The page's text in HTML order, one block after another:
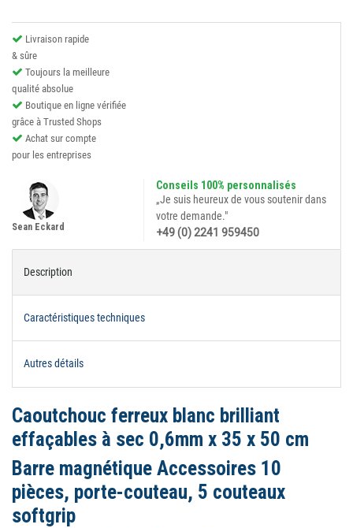
Livraison rapide
& sûre
Toujours la meilleure
qualité absolue
Boutique en ligne vérifiée
grâce à Trusted Shops
Achat sur compte
pour les entreprises
Conseils 100% personnalisés
„Je suis heureux de vous soutenir dans
votre demande."
+49 (0) 2241 959450
Sean Eckard
Description
Caractéristiques techniques
Autres détails
Caoutchouc ferreux blanc brilliant
effaçables à sec 0,6mm x 35 x 50 cm
Barre magnétique Accessoires 10
pièces, porte-couteau, 5 couteaux
softgrip